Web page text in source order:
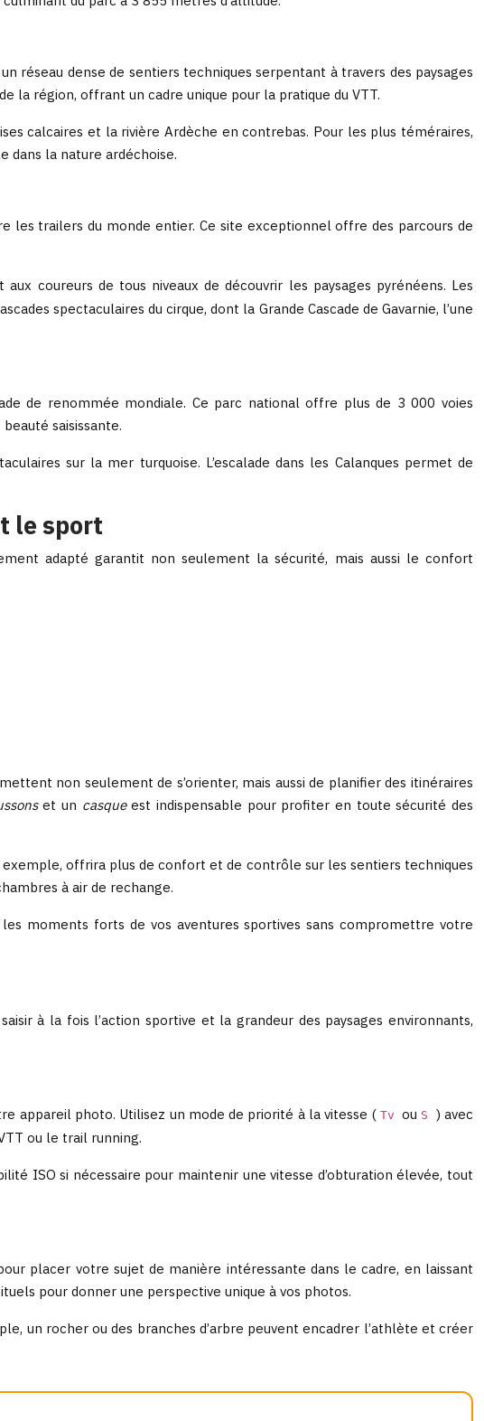
réseau dense de sentiers techniques serpentant à travers des paysages
la région, offrant un cadre unique pour la pratique du VTT.
calcaires et la rivière Ardèche en contrebas. Pour les plus téméraires,
la nature ardéchoise.
les trailers du monde entier. Ce site exceptionnel offre des parcours de
coureurs de tous niveaux de découvrir les paysages pyrénéens. Les
spectaculaires du cirque, dont la Grande Cascade de Gavarnie, l’une
de renommée mondiale. Ce parc national offre plus de 3 000 voies
saisissante.
sur la mer turquoise. L’escalade dans les Calanques permet de
le sport
adapté garantit non seulement la sécurité, mais aussi le confort
non seulement de s’orienter, mais aussi de planifier des itinéraires
et un casqueest indispensable pour profiter en toute sécurité des
exemple, offrira plus de confort et de contrôle sur les sentiers techniques
à air de rechange.
moments forts de vos aventures sportives sans compromettre votre
à la fois l’action sportive et la grandeur des paysages environnants,
appareil photo. Utilisez un mode de priorité à la vitesse ( Tvou S ) avec
ou le trail running.
ISO si nécessaire pour maintenir une vitesse d’obturation élevée, tout
placer votre sujet de manière intéressante dans le cadre, en laissant
pour donner une perspective unique à vos photos.
un rocher ou des branches d’arbre peuvent encadrer l’athlète et créer